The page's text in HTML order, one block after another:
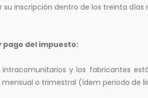
su inscripción dentro de los treinta días
pago del impuesto:
intracomunitarios y los fabricantes
o trimestral (ídem periodo de